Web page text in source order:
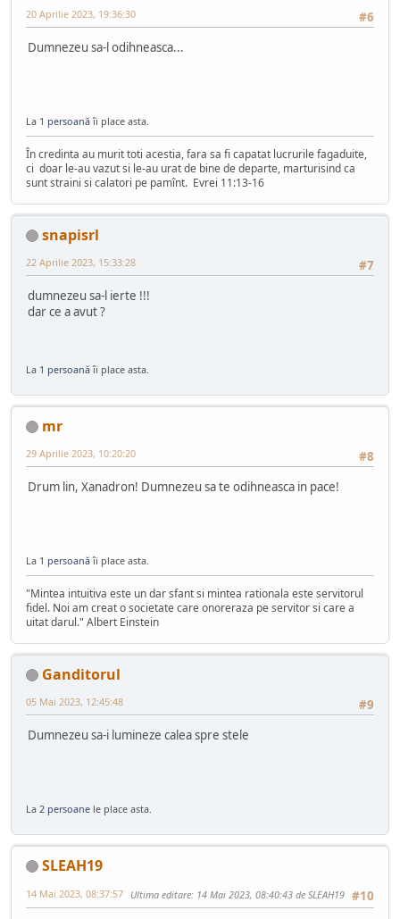
#6
20 Aprilie 2023, 19:36:30
Dumnezeu sa-l odihneasca...
La 1 persoanăîi place asta.
În credinta au murit toti acestia, fara sa fi capatat lucrurile fagaduite,
ci doar le-au vazut si le-au urat de bine de departe, marturisind ca
sunt straini si calatori pe pamînt. Evrei 11:13-16
snapisrl
#7
22 Aprilie 2023, 15:33:28
dumnezeu sa-l ierte !!!
dar ce a avut ?
La 1 persoanăîi place asta.
mr
#8
29 Aprilie 2023, 10:20:20
Drum lin, Xanadron! Dumnezeu sa te odihneasca in pace!
La 1 persoanăîi place asta.
"Mintea intuitiva este un dar sfant si mintea rationala este servitorul
fidel. Noi am creat o societate care onoreraza pe servitor si care a
uitat darul." Albert Einstein
Ganditorul
#9
05 Mai 2023, 12:45:48
Dumnezeu sa-i lumineze calea spre stele
La 2 persoane le place asta.
SLEAH19
#10
14 Mai 2023, 08:37:57 Ultima editare: 14 Mai 2023, 08:40:43 de SLEAH19